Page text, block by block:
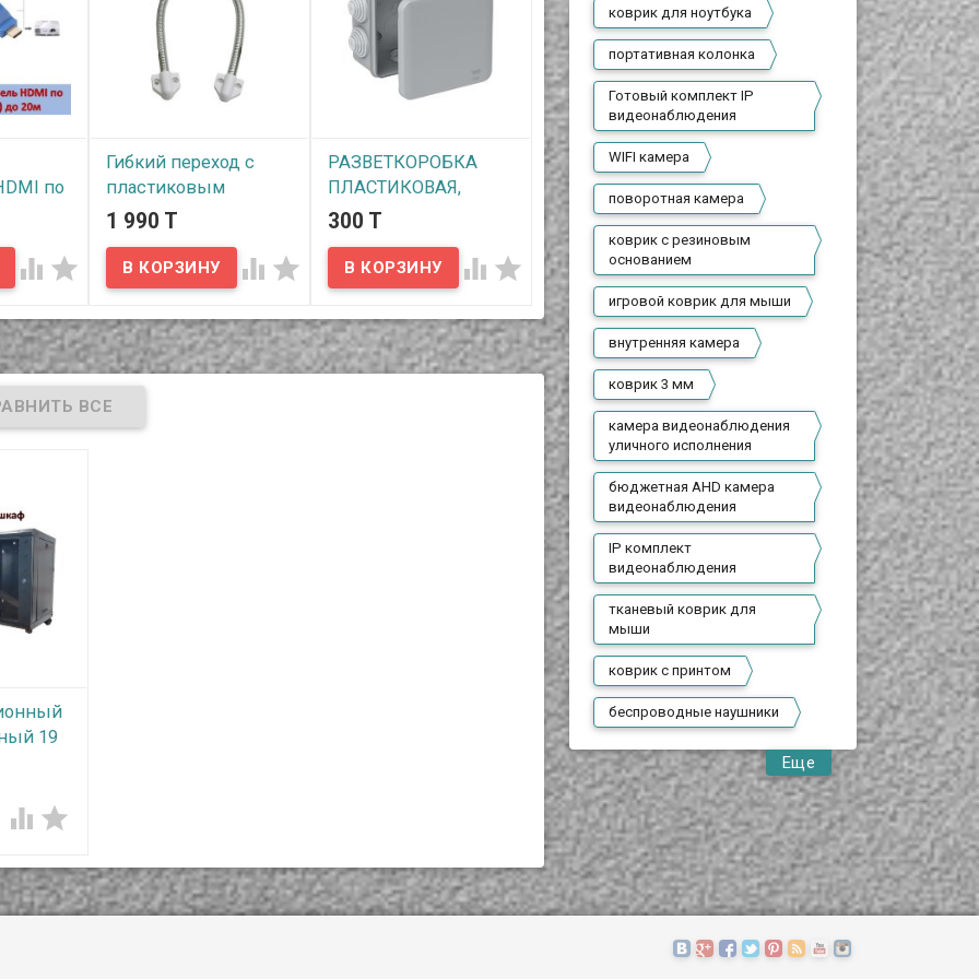
коврик для ноутбука
портативная колонка
Готовый комплект IP
видеонаблюдения
WIFI камера
поворотная камера
коврик с резиновым
основанием
игровой коврик для мыши
внутренняя камера
коврик 3 мм
камера видеонаблюдения
уличного исполнения
бюджетная AHD камера
видеонаблюдения
IP комплект
видеонаблюдения
тканевый коврик для
мыши
коврик с принтом
беспроводные наушники
Еще
по
до
UTP
 
Гибкий переход с
пластиковым
держателем, P-5YOA
В наличии
Предлагаем вам
переход с пластиковым
держателем, P-5YOA.
1 990 T
 
РАЗВЕТКОРОБКА
ПЛАСТИКОВАЯ,
80Х80Х40ММ, 6
GROUP
Предлагаем пластиковые
разветкоробки
80х80х40мм для
300 T
 
Бюджетный
переходник-
разветвитель мини
коммутатор с 1
RJ45/LAN на 2
RJ45/LAN
В наличии
Разветвитель кабеля RJ-
45/LAN/Ethernet (8р8с,
витая пара) из одного на
два. Применяется для
соединения/разветвления
уже оконченных вилками
RJ-45 шнуров.
600 T

Магнитный кабель
USB - USB Type-C 1
метр, MX-CB24
В наличии
Представляем вам
магнитный кабель для
зарядки, совместимый с
устройствами с разъемом
1 990 T

19
как в
барах
и бизнес
 